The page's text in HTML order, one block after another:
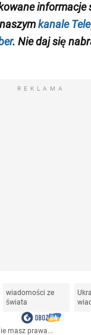
informacje
kanale
. Nie daj się
REKLAMA
wiadomości ze
świata
masz prawa...